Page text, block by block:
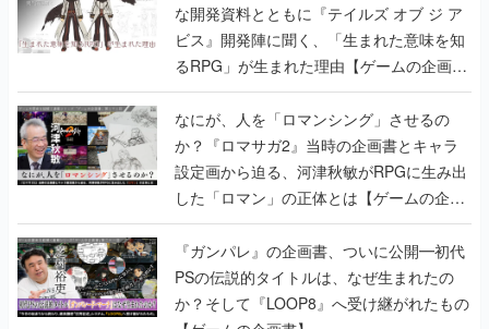
な開発資料とともに『テイルズ オブ ジ ア
ビス』開発陣に聞く、「生まれた意味を知
るRPG」が生まれた理由【ゲームの企画
書】
なにが、人を「ロマンシング」させるの
か？『ロマサガ2』当時の企画書とキャラ
設定画から迫る、河津秋敏がRPGに生み出
した「ロマン」の正体とは【ゲームの企画
書】
『ガンパレ』の企画書、ついに公開━初代
PSの伝説的タイトルは、なぜ生まれたの
か？そして『LOOP8』へ受け継がれたもの